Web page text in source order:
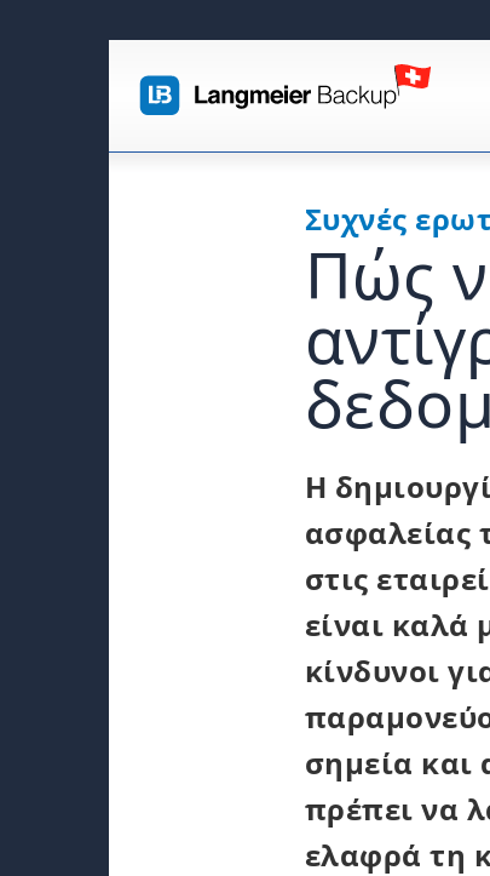
Συχνές
Πώς
Η
ασφαλείας
στις
είναι καλά
κίνδυνοι
σημεία και
πρέπει να
ελαφρά τη